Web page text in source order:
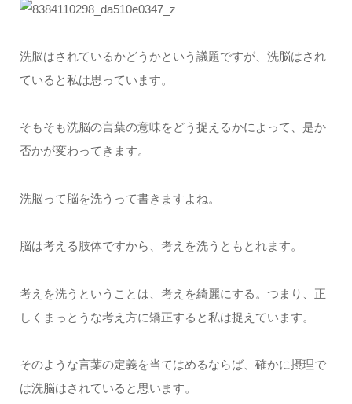
洗脳はされているかどうかという議題ですが、洗脳はされ
ていると私は思っています。
そもそも洗脳の言葉の意味をどう捉えるかによって、是か
否かが変わってきます。
洗脳って脳を洗うって書きますよね。
脳は考える肢体ですから、考えを洗うともとれます。
考えを洗うということは、考えを綺麗にする。つまり、正
しくまっとうな考え方に矯正すると私は捉えています。
そのような言葉の定義を当てはめるならば、確かに摂理で
は洗脳はされていると思います。